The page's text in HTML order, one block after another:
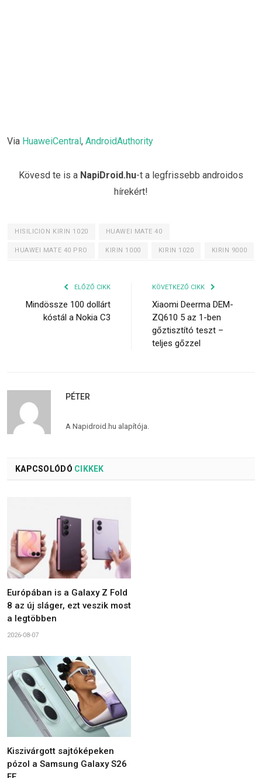
Via HuaweiCentral, AndroidAuthority
Kövesd te is a NapiDroid.hu-t a legfrissebb androidos
hírekért!
HISILICION KIRIN 1020 HUAWEI MATE 40
HUAWEI MATE 40 PRO KIRIN 1000 KIRIN 1020 KIRIN 9000
ELŐZŐ CIKK
Mindössze 100 dollárt
kóstál a Nokia C3
KÖVETKEZŐ CIKK
Xiaomi Deerma DEM-
ZQ610 5 az 1-ben
gőztisztító teszt –
teljes gőzzel
PÉTER
A Napidroid.hu alapítója.
KAPCSOLÓDÓ CIKKEK
Európában is a Galaxy Z Fold
8 az új sláger, ezt veszik most
a legtöbben
2026-08-07
Kiszivárgott sajtóképeken
pózol a Samsung Galaxy S26